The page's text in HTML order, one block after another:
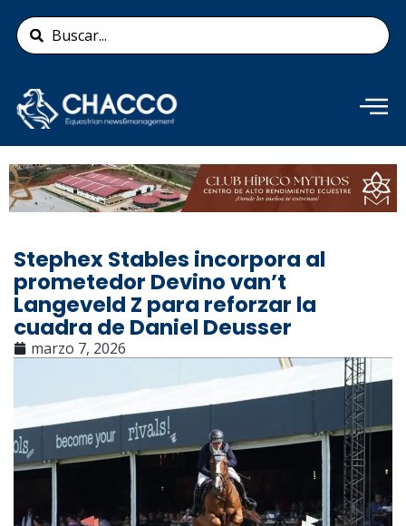
contenido
Search
...
Añade aquí tu texto de
cabecera
Stephex Stables incorpora al
prometedor Devino van’t
Langeveld Z para reforzar la
cuadra de Daniel Deusser
marzo 7, 2026